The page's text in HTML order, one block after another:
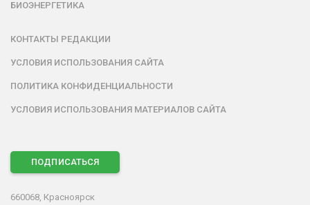
БИОЭНЕРГЕТИКА
КОНТАКТЫ РЕДАКЦИИ
УСЛОВИЯ ИСПОЛЬЗОВАНИЯ САЙТА
ПОЛИТИКА КОНФИДЕНЦИАЛЬНОСТИ
УСЛОВИЯ ИСПОЛЬЗОВАНИЯ МАТЕРИАЛОВ САЙТА
ПОДПИСАТЬСЯ
660068, Красноярск